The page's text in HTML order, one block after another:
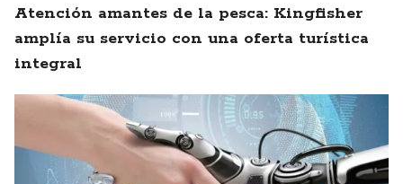
Atención amantes de la pesca: Kingfisher
amplía su servicio con una oferta turística
integral